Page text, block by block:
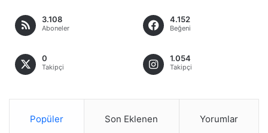
3.108
Aboneler
4.152
Beğeni
0
Takipçi
1.054
Takipçi
Popüler Son Eklenen Yorumlar